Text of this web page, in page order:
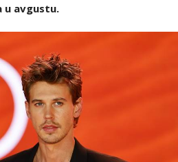
u avgustu.